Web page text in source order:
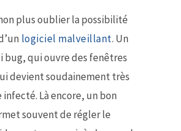
plus oublier la possibilité
logiciel malveillant. Un
bug, qui ouvre des fenêtres
devient soudainement très
Là encore, un bon
souvent de régler le